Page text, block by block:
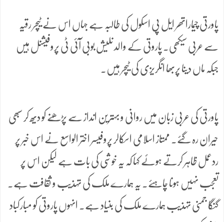
پاورتی چیماراتھر ایل پی اسکول کی طالبہ ہے جہاں اس نے ٹیچر رقیہ
سے عربی سیکھی۔ پاروتی کے والد نلیش بوبی آئی ٹی پروفیشنل ہیں
جبکہ ماں دینا پربھا انگریزی کی ٹیچر ہیں۔
پاورتی کی عربی زبان میں روانی و بہترین انداز سے پڑھنے کو دیھ کر سبھی
حیران رہ گئے۔ ممتاز اسلامی اسکالر پروفیسر اختر الواسع نے اس خبر پر
ردعمل ظاہر کرتے ہوئے کہا کہ یہ خوشی کی بات ہے لیکن اس پر
تعجب نہیں ہونا چاہئے۔ یہ ہمارے ملک کی تہذیب و ثقافت ہے۔
گنگا جمنی تہذیب ہمارے ملک کی بنیاد ہے۔ انہوں پاروتی کو مبارکباد